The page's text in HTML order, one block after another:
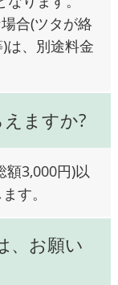
合(ツタが絡
は、別途料金
ますか?
額3,000円)以
す。
、お願い